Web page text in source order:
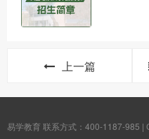
上一篇
易学教育 联系方式：400-1187-985